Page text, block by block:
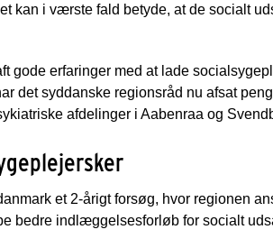
kan i værste fald betyde, at de socialt
gode erfaringer med at lade
det syddanske regionsråd nu afsat
afdelinger i Aabenraa og
et 2-årigt forsøg, hvor regionen
bedre indlæggelsesforløb for socialt